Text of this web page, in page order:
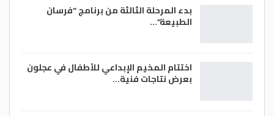
بدء المرحلة الثالثة من برنامج “فرسان
الطبيعة”…
اختتام المخيم الإبداعي للأطفال في عجلون
بعرض نتاجات فنية…